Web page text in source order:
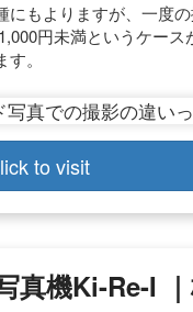
もよりますが、一度
円未満というケー
。
to visit
真機Ki-Re-I